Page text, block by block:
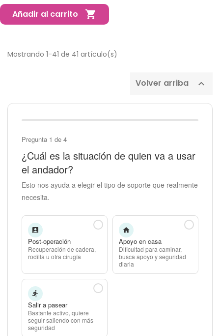
Añadir al carrito 
Mostrando 1-41 de 41 artículo(s)
Volver arriba 
Pregunta 1 de 4
¿Cuál es la situación de quien va a usar
el andador?
Esto nos ayuda a elegir el tipo de soporte que realmente
necesita.
Post-operación
Recuperación de cadera,
rodilla u otra cirugía
Apoyo en casa
Dificultad para caminar,
busca apoyo y seguridad
diaria
Salir a pasear
Bastante activo, quiere
seguir saliendo con más
seguridad